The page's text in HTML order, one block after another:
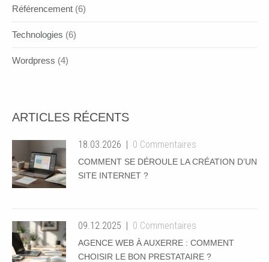
Référencement (6)
Technologies (6)
Wordpress (4)
ARTICLES RÉCENTS
18.03.2026 0 Commentaires
COMMENT SE DÉROULE LA CRÉATION D’UN
SITE INTERNET ?
09.12.2025 0 Commentaires
AGENCE WEB À AUXERRE : COMMENT
CHOISIR LE BON PRESTATAIRE ?